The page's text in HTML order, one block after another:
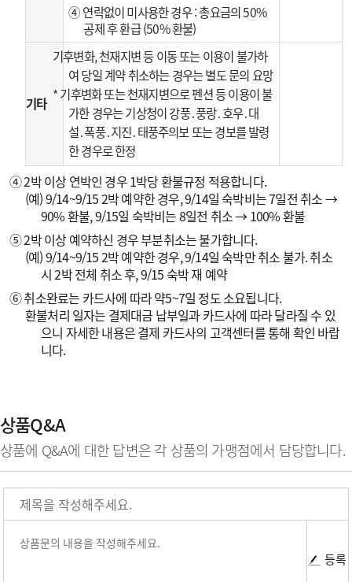
④ 연락없이 미사용한 경우 : 총요금의 50%
공제 후 환급 (50% 환불)
기타
기후변화, 천재지변 등 이동 또는 이용이 불가하
여 당일 계약 취소하는 경우는 별도 문의 요망
* 기후변화 또는 천재지변으로 펜션 등 이용이 불
가한 경우는 기상청이 강풍․풍랑․호우․대
설․폭풍․지진․태풍주의보 또는 경보를 발령
한 경우로 한정
④ 2박 이상 연박인 경우 1박당 환불규정 적용합니다.
(예) 9/14~9/15 2박 예약한 경우, 9/14일 숙박비는 7일전 취소 →
90% 환불, 9/15일 숙박비는 8일전 취소 → 100% 환불
⑤ 2박 이상 예약하신 경우 부분취소는 불가합니다.
(예) 9/14~9/15 2박 예약한 경우, 9/14일 숙박만 취소 불가. 취소
시 2박 전체 취소 후, 9/15 숙박 재 예약
⑥ 취소완료는 카드사에 따라 약5~7일 정도 소요됩니다.
환불처리 일자는 결제대금 납부일과 카드사에 따라 달라질 수 있
으니 자세한 내용은 결제 카드사의 고객센터를 통해 확인 바랍
니다.
상품Q&A
상품에 Q&A에 대한 답변은 각 상품의 가맹점에서 담당합니다.
등록